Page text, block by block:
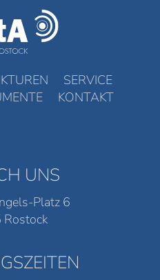
SERVICE
KONTAKT
UNS
Platz 6